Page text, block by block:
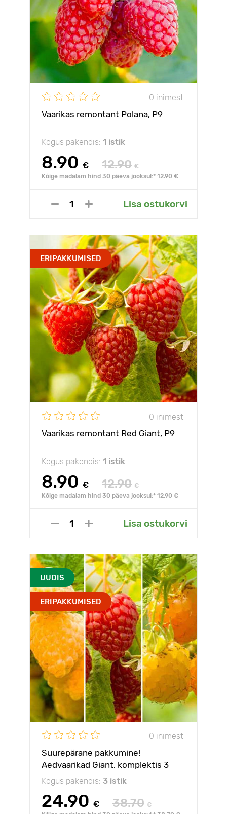
0 inimest
Vaarikas remontant Polana, Р9
Kogus pakendis: 1 istik
8.90 € 12.90 €
Kõige madalam hind 30 päeva jooksul:* 12.90 €
Lisa ostukorvi
ERIPAKKUMISED
0 inimest
Vaarikas remontant Red Giant, Р9
Kogus pakendis: 1 istik
8.90 € 12.90 €
Kõige madalam hind 30 päeva jooksul:* 12.90 €
Lisa ostukorvi
UUDIS
ERIPAKKUMISED
0 inimest
Suurepärane pakkumine!
Aedvaarikad Giant, komplektis 3
istikut
Kogus pakendis: 3 istik
24.90 € 38.70 €